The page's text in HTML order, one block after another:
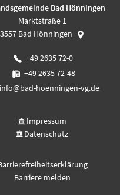
Bad Hönningen
Marktstraße 1
Bad Hönningen
+49 2635 72-0
+49 2635 72-48
info@bad-hoenningen-vg.de
Impressum
Datenschutz
Barriere melden